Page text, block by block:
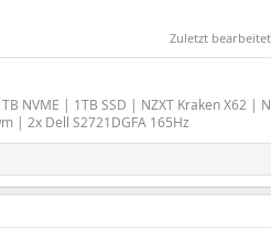
Zuletzt
NVME | 1TB SSD | NZXT Kraken X62 |
| 2x Dell S2721DGFA 165Hz